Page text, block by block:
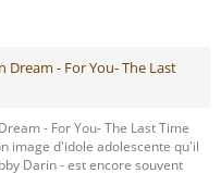
Dream - For You- The Last
- For You- The Last Time
image d'idole adolescente qu'il
Darin - est encore souvent